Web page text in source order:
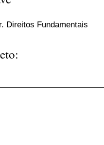
Direitos Fundamentais